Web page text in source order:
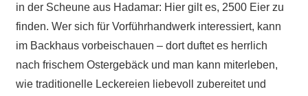
in der Scheune aus Hadamar: Hier gilt es, 2500 Eier zu
finden. Wer sich für Vorführhandwerk interessiert, kann
im Backhaus vorbeischauen – dort duftet es herrlich
nach frischem Ostergebäck und man kann miterleben,
wie traditionelle Leckereien liebevoll zubereitet und